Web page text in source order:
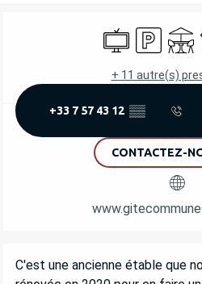
OUVERTURE ET
TélévisionParking
+ 11 autre(s)
+33 7 57 43 12 ▒▒
CONTACTEZ-
DESCRIPTION
C'est une ancienne étable que